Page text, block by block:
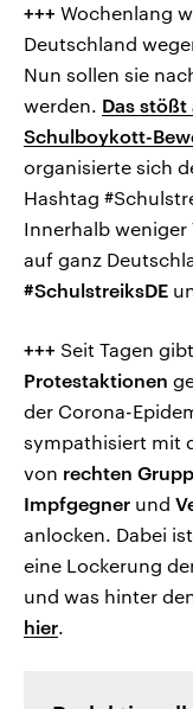
+++ Wochenlang
Deutschland
Nun sollen sie
werden. Das
Schulboykott-
organisierte sich
Hashtag
Innerhalb weniger
auf ganz
#SchulstreiksDE
+++ Seit Tagen
Protestaktionen
der Corona-
sympathisiert mit
von rechten
Impfgegner und
anlocken. Dabei
eine Lockerung
und was hinter
hier.